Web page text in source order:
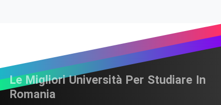
Le Migliori Università Per Studiare In
Romania